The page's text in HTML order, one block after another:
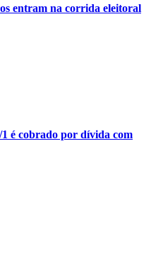
entram na corrida eleitoral
é cobrado por dívida com